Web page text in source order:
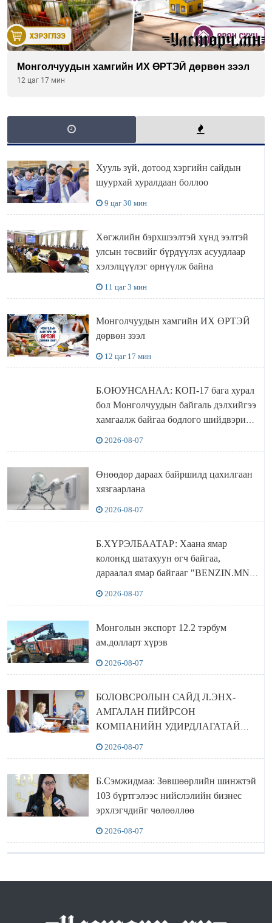
Монголчуудын хамгийн ИХ ӨРТЭЙ дөрвөн зээл
12 цаг 17 мин
Хууль зүй, дотоод хэргийн сайдын
шуурхай хуралдаан боллоо
9 цаг 30 мин
Хөгжлийн бэрхшээлтэй хүнд ээлтэй
улсын төсвийг бүрдүүлэх асуудлаар
хэлэлцүүлэг өрнүүлж байна
11 цаг 3 мин
Монголчуудын хамгийн ИХ ӨРТЭЙ
дөрвөн зээл
12 цаг 17 мин
Б.ОЮУНСАНАА: КОП-17 бага хурал
бол Монголчуудын байгаль дэлхийгээ
хамгаалж байгаа бодлого шийдвэрийг
2026-08-07
Өнөөдөр дараах байршилд цахилгаан
хязгаарлана
2026-08-07
Б.ХҮРЭЛБААТАР: Хаана ямар
колонкд шатахуун өгч байгаа,
дараалал ямар байгааг "BENZIN.MN”
2026-08-07
Монголын экспорт 12.2 тэрбум
ам.долларт хүрэв
2026-08-07
БОЛОВСРОЛЫН САЙД Л.ЭНХ-
АМГАЛАН ПИЙРСОН
КОМПАНИЙН УДИРДЛАГАТАЙ
2026-08-07
Б.Сэмжидмаа: Зөвшөөрлийн шинжтэй
103 бүртгэлээс нийслэлийн бизнес
эрхлэгчдийг чөлөөллөө
2026-08-07